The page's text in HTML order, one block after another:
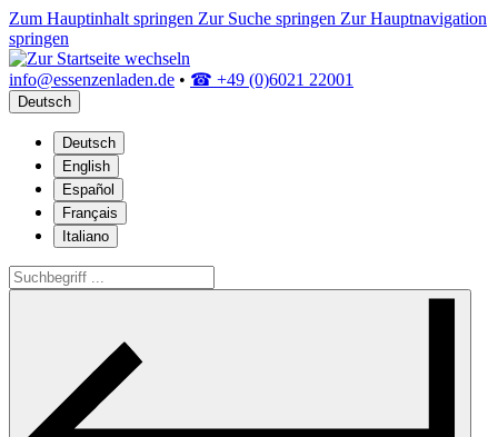
Zum Hauptinhalt springen Zur Suche springen Zur Hauptnavigation
springen
info@essenzenladen.de • ☎ +49 (0)6021 22001
Deutsch
Deutsch
English
Español
Français
Italiano